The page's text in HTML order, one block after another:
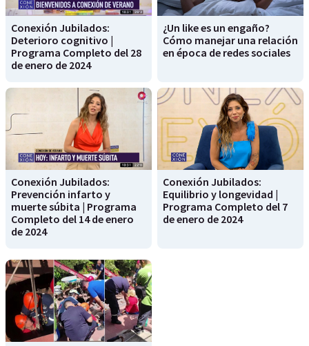
Conexión Jubilados:
Deterioro cognitivo |
Programa Completo del 28
de enero de 2024
¿Un like es un engaño?
Cómo manejar una relación
en época de redes sociales
Conexión Jubilados:
Prevención infarto y
muerte súbita | Programa
Completo del 14 de enero
de 2024
Conexión Jubilados:
Equilibrio y longevidad |
Programa Completo del 7
de enero de 2024